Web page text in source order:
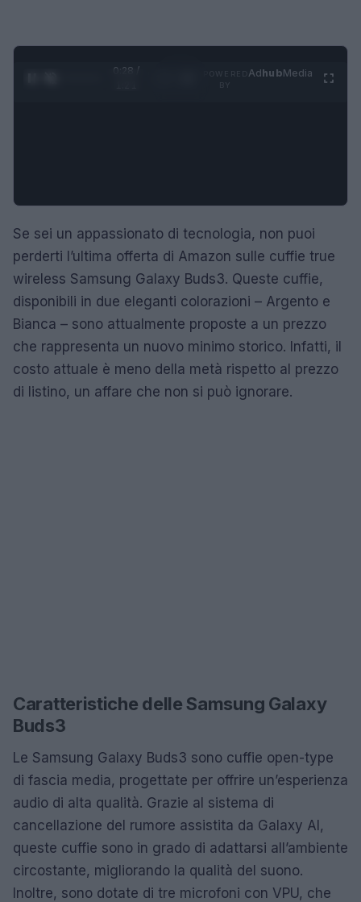
0:29 /
AdhubMedia
Se sei un appassionato di tecnologia, non puoi
perderti l’ultima offerta di Amazon sulle cuffie true
wireless Samsung Galaxy Buds3. Queste cuffie,
disponibili in due eleganti colorazioni – Argento e
Bianca – sono attualmente proposte a un prezzo
che rappresenta un nuovo minimo storico. Infatti, il
costo attuale è meno della metà rispetto al prezzo
di listino, un affare che non si può ignorare.
Caratteristiche delle Samsung Galaxy
Buds3
Le Samsung Galaxy Buds3 sono cuffie open-type
di fascia media, progettate per offrire un’esperienza
audio di alta qualità. Grazie al sistema di
cancellazione del rumore assistita da Galaxy AI,
queste cuffie sono in grado di adattarsi all’ambiente
circostante, migliorando la qualità del suono.
Inoltre, sono dotate di tre microfoni con VPU, che